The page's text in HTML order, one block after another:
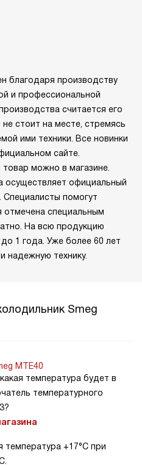
благодаря производству
и профессиональной
считается его
стоит на месте, стремясь
ими техники. Все новинки
сайте.
можно в магазине.
официальный
помогут
отмечена специальным
На всю продукцию
1 года. Уже более 60 лет
надежную технику.
Smeg
MTE40
температура будет в
температурного
температура +17°C при